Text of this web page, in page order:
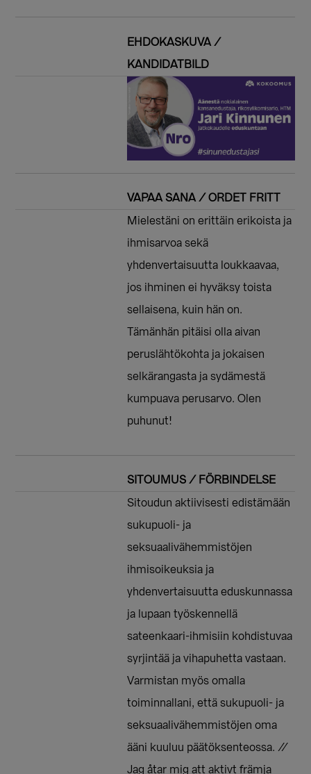
EHDOKASKUVA /
KANDIDATBILD
VAPAA SANA / ORDET FRITT
Mielestäni on erittäin erikoista ja
ihmisarvoa sekä
yhdenvertaisuutta loukkaavaa,
jos ihminen ei hyväksy toista
sellaisena, kuin hän on.
Tämänhän pitäisi olla aivan
peruslähtökohta ja jokaisen
selkärangasta ja sydämestä
kumpuava perusarvo. Olen
puhunut!
SITOUMUS / FÖRBINDELSE
Sitoudun aktiivisesti edistämään
sukupuoli- ja
seksuaalivähemmistöjen
ihmisoikeuksia ja
yhdenvertaisuutta eduskunnassa
ja lupaan työskennellä
sateenkaari-ihmisiin kohdistuvaa
syrjintää ja vihapuhetta vastaan.
Varmistan myös omalla
toiminnallani, että sukupuoli- ja
seksuaalivähemmistöjen oma
ääni kuuluu päätöksenteossa. //
Jag åtar mig att aktivt främja